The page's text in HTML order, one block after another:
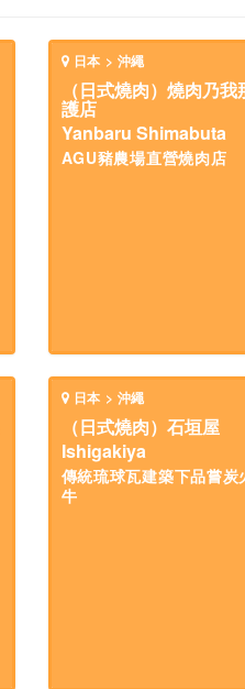
日本 > 沖繩
（日式燒肉）燒肉乃我
護店
Yanbaru Shimabuta
AGU豬農場直營燒肉店
日本 > 沖繩
（日式燒肉）石垣屋
Ishigakiya
傳統琉球瓦建築下品嘗炭
牛